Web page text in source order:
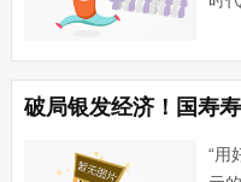
司
婴
女
“用